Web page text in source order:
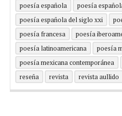
poesía española
poesía
poesía española del siglo xxi
poesía francesa
poesía
poesía latinoamericana
poesía
poesía mexicana contemporánea
reseña
revista revista aullido